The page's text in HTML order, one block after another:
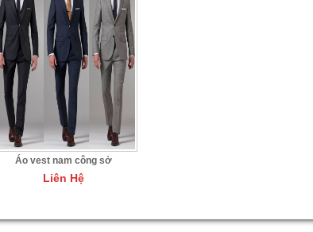
Áo vest nam công sở
Liên Hệ